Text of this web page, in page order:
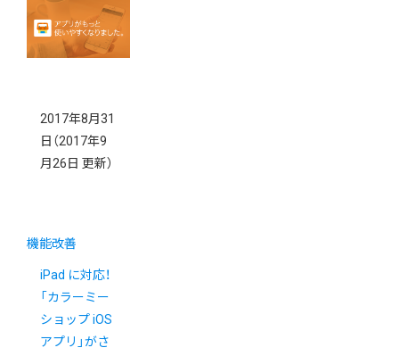
2017年8月31
日 （2017年9
月26日 更新）
機能改善
iPad に対応！
「カラーミー
ショップ iOS
アプリ」がさ